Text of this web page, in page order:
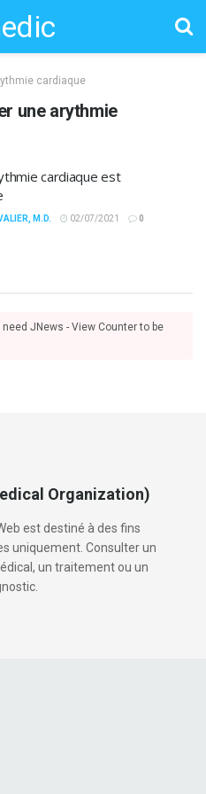
cardiaque
une arythmie
cardiaque est
M.D. 02/07/2021 0
JNews - View Counter to be
Organization)
est destiné à des fins
uniquement. Consulter un
un traitement ou un